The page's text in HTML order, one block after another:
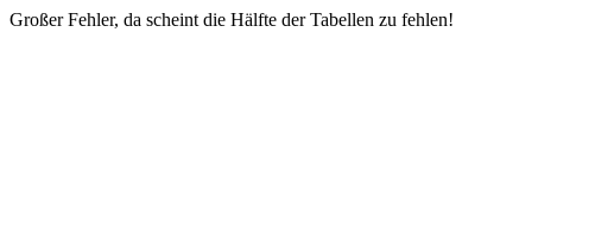
Großer Fehler, da scheint die Hälfte der Tabellen zu fehlen!